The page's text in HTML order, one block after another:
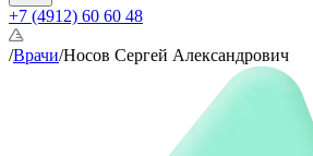
+7 (4912) 60 60 48
/Врачи/Носов Сергей Александрович